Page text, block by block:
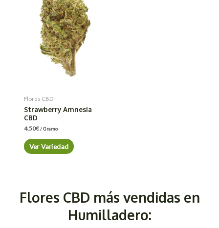
Flores CBD
Strawberry Amnesia
CBD
4.50€/ Gramo
Ver Variedad
Flores CBD más vendidas en
Humilladero: